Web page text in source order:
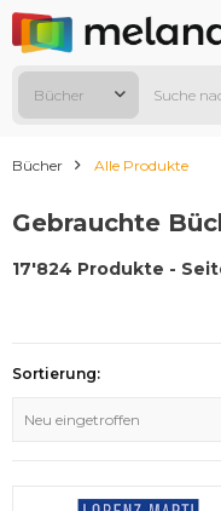
Bücher
Bücher Alle Produkte
Gebrauchte
17'824 Produkte -
Sortierung:
Neu eingetroffen